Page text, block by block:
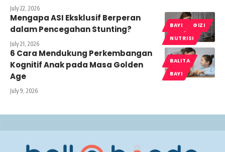
July 22, 2026
BAYI
GIZI
NUTRISI
Mengapa ASI Eksklusif Berperan
dalam Pencegahan Stunting?
July 21, 2026
BALITA
BAYI
6 Cara Mendukung Perkembangan
Kognitif Anak pada Masa Golden
Age
July 9, 2026